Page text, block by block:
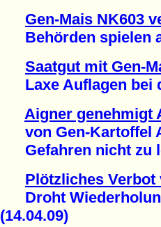
Gen-Mais NK603
Behörden spielen
Saatgut mit Gen-
Laxe Auflagen bei
Aigner genehmigt
von Gen-Kartoffel
Gefahren nicht zu
Plötzliches Verbot
Droht
(14.04.09)